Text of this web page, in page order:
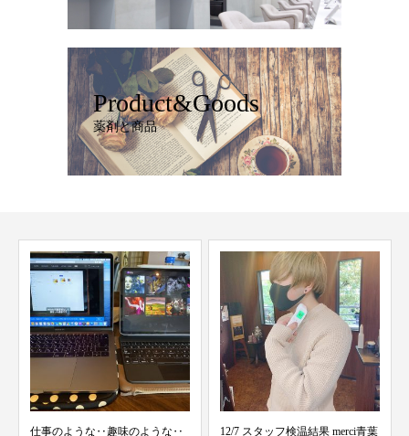
Product&Goods
薬剤と商品
12/7 スタッフ検温結果 merci青葉
ニュアンスパーマ🌸🌸